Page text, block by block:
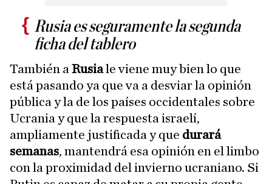
Rusia es seguramente la segunda
ficha del tablero
También a Rusiale viene muy bien lo que
está pasando ya que va a desviar la opinión
pública y la de los países occidentales sobre
Ucrania y que la respuesta israelí,
ampliamente justificada y que durará
semanas, mantendrá esa opinión en el limbo
con la proximidad del invierno ucraniano. Si